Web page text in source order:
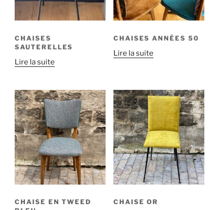
CHAISES
SAUTERELLES
Lire la suite
CHAISES ANNÉES 50
Lire la suite
CHAISE EN TWEED
CHAISE OR